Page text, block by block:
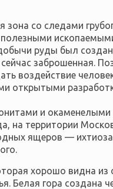
зона со следами
руды был
заброшенная.
воздействие
открытыми
и окаменелыми
на территории
ящеров —
хорошо видна из
Белая гора создана